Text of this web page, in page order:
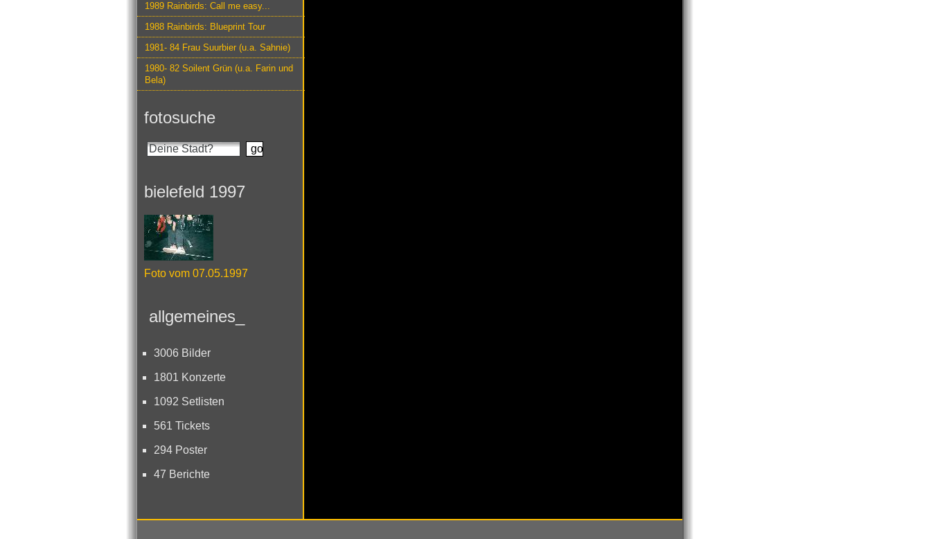
1989 Rainbirds: Call me easy...
1988 Rainbirds: Blueprint Tour
1981- 84 Frau Suurbier (u.a. Sahnie)
1980- 82 Soilent Grün (u.a. Farin und
Bela)
fotosuche
bielefeld 1997
Foto vom 07.05.1997
allgemeines_
3006 Bilder
1801 Konzerte
1092 Setlisten
561 Tickets
294 Poster
47 Berichte